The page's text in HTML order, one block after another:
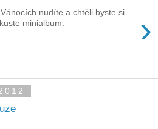
›
nudíte a chtěli byste si
minialbum.